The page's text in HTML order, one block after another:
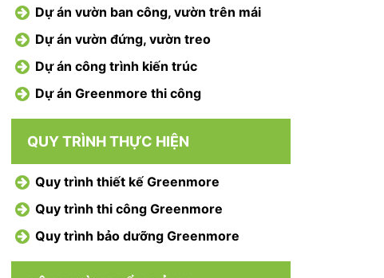
Dự án vườn ban công, vườn trên mái
Dự án vườn đứng, vườn treo
Dự án công trình kiến trúc
Dự án Greenmore thi công
QUY TRÌNH THỰC HIỆN
Quy trình thiết kế Greenmore
Quy trình thi công Greenmore
Quy trình bảo dưỡng Greenmore